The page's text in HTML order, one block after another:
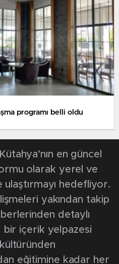
programı belli oldu
en güncel
olarak yerel ve
hedefliyor.
yakından takip
detaylı
bir içerik yelpazesi
eğitimine kadar her